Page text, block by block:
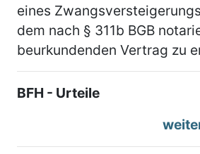
eines
dem nach § 311b BGB
beurkundenden Vertrag zu
BFH - Urteile